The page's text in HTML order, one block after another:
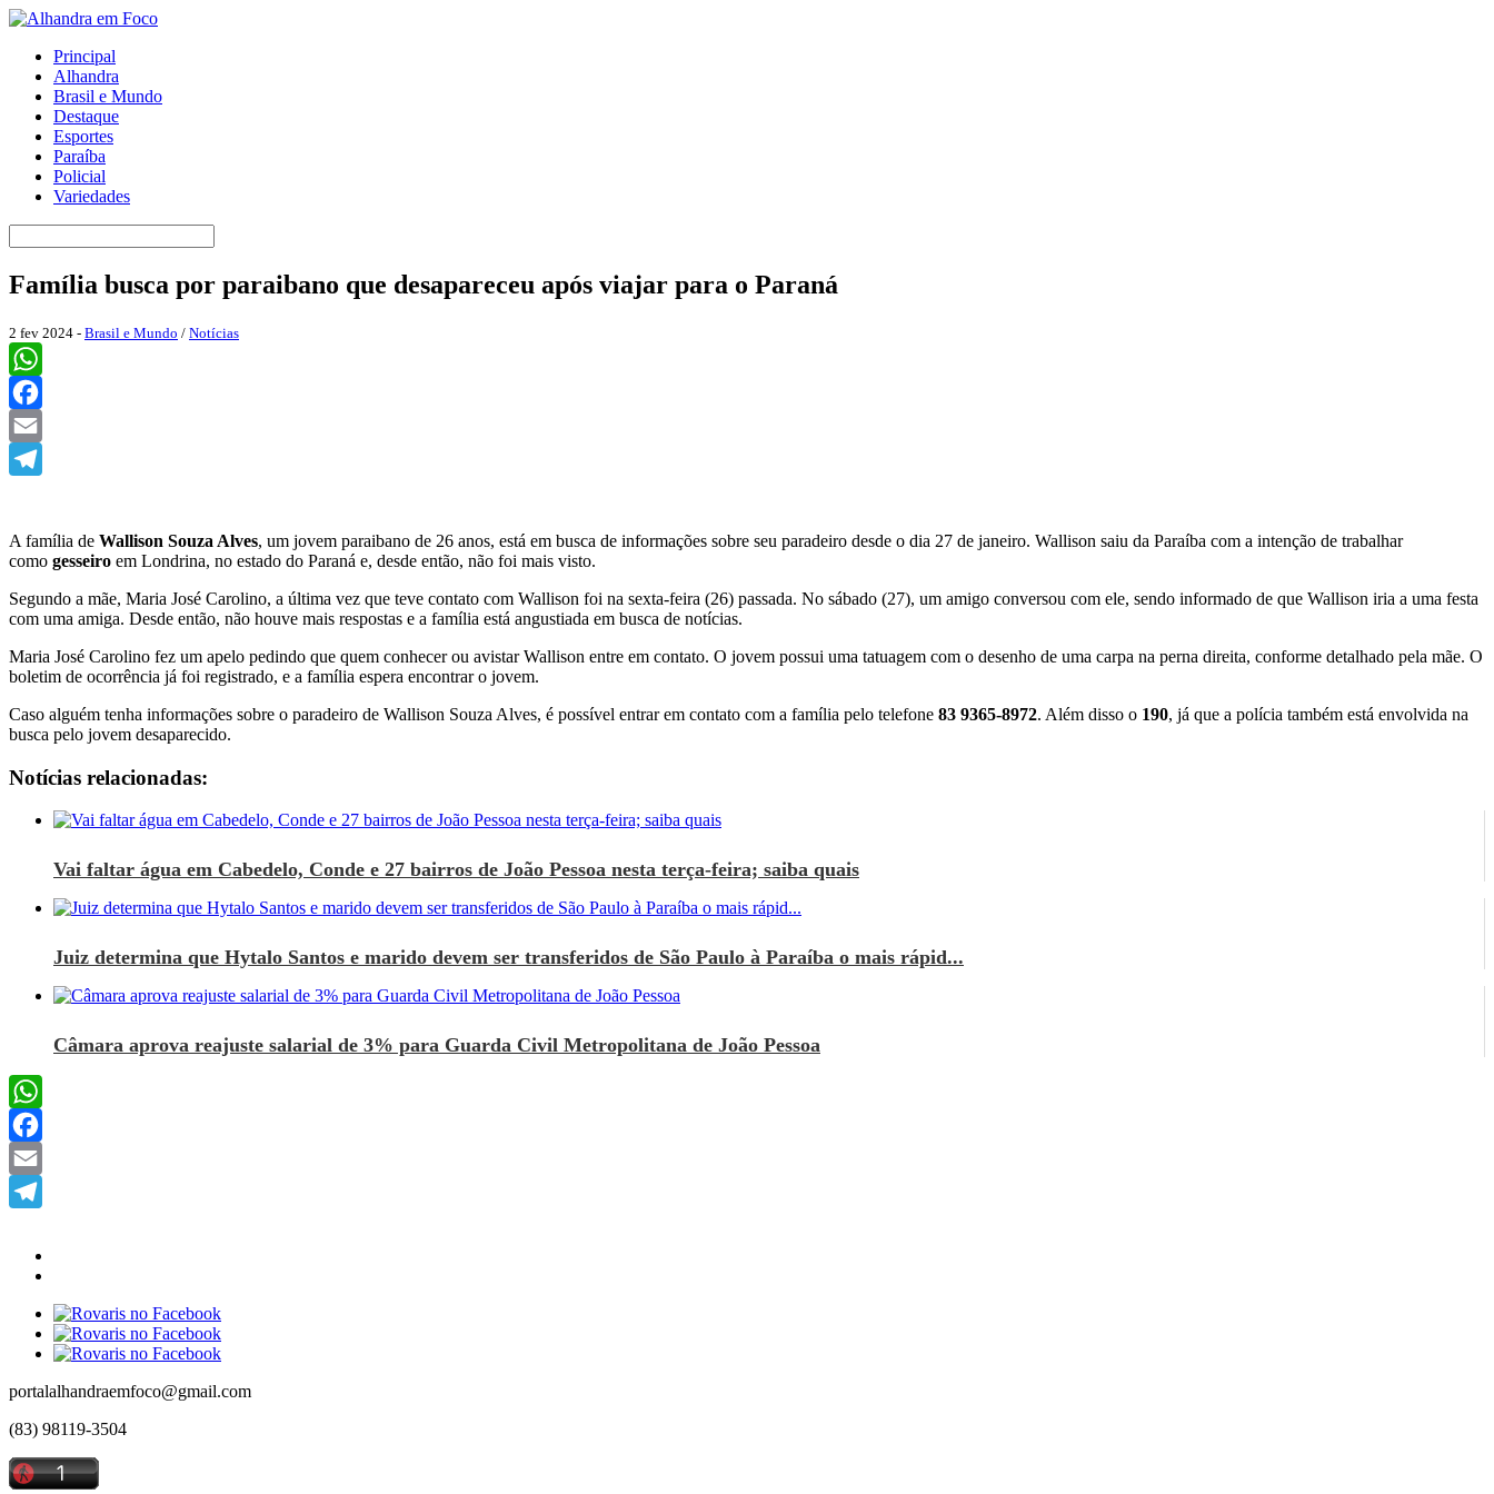
Principal
Alhandra
Brasil e Mundo
Destaque
Esportes
Paraíba
Policial
Variedades
Família busca por paraibano que desapareceu após viajar para o Paraná
2 fev 2024 - Brasil e Mundo / Notícias
WhatsApp
Facebook
Email
A família de Wallison Souza Alves, um jovem paraibano de 26 anos, está em busca de informações sobre seu paradeiro desde o dia 27 de janeiro. Wallison saiu da Paraíba com a intenção de trabalhar
como gesseiro em Londrina, no estado do Paraná e, desde então, não foi mais visto.
Segundo a mãe, Maria José Carolino, a última vez que teve contato com Wallison foi na sexta-feira (26) passada. No sábado (27), um amigo conversou com ele, sendo informado de que Wallison iria a uma festa
com uma amiga. Desde então, não houve mais respostas e a família está angustiada em busca de notícias.
Maria José Carolino fez um apelo pedindo que quem conhecer ou avistar Wallison entre em contato. O jovem possui uma tatuagem com o desenho de uma carpa na perna direita, conforme detalhado pela mãe. O
boletim de ocorrência já foi registrado, e a família espera encontrar o jovem.
Caso alguém tenha informações sobre o paradeiro de Wallison Souza Alves, é possível entrar em contato com a família pelo telefone 83 9365-8972. Além disso o 190, já que a polícia também está envolvida na
busca pelo jovem desaparecido.
Notícias relacionadas:
Vai faltar água em Cabedelo, Conde e 27 bairros de João Pessoa nesta terça-feira; saiba quais
Juiz determina que Hytalo Santos e marido devem ser transferidos de São Paulo à Paraíba o mais rápid...
Câmara aprova reajuste salarial de 3% para Guarda Civil Metropolitana de João Pessoa
WhatsApp
Facebook
Email
portalalhandraemfoco@gmail.com
(83) 98119-3504